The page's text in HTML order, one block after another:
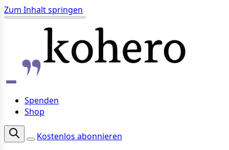
Zum Inhalt springen
Spenden
Shop
Kostenlos abonnieren